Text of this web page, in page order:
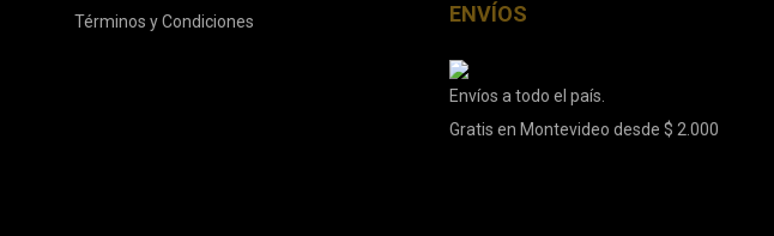
Términos y Condiciones
ENVÍOS
Envíos a todo el país.
Gratis en Montevideo desde $ 2.000